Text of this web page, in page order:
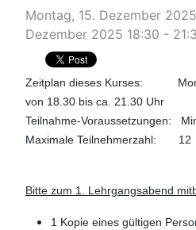
Montag, 15. Dezember
Dezember 2025 18:30 -
Zeitplan dieses Kurses:
von 18.30 bis ca. 21.30 Uhr
Teilnahme-Voraussetzungen:
Maximale Teilnehmerzahl: 12
Bitte zum 1. Lehrgangsabend
1 Kopie eines gültigen